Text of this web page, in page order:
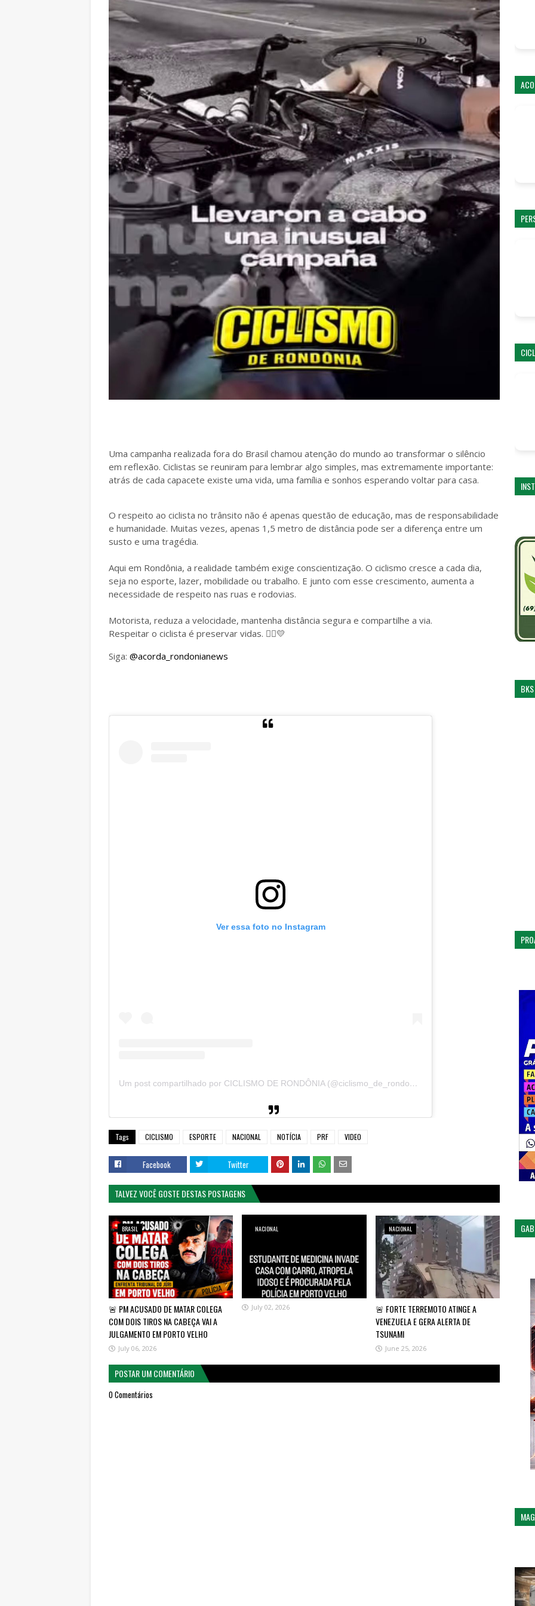
Uma campanha realizada fora do Brasil chamou atenção do mundo ao transformar o silêncio
em reflexão. Ciclistas se reuniram para lembrar algo simples, mas extremamente importante:
atrás de cada capacete existe uma vida, uma família e sonhos esperando voltar para casa.
O respeito ao ciclista no trânsito não é apenas questão de educação, mas de responsabilidade
e humanidade. Muitas vezes, apenas 1,5 metro de distância pode ser a diferença entre um
susto e uma tragédia.
Aqui em Rondônia, a realidade também exige conscientização. O ciclismo cresce a cada dia,
seja no esporte, lazer, mobilidade ou trabalho. E junto com esse crescimento, aumenta a
necessidade de respeito nas ruas e rodovias.
Motorista, reduza a velocidade, mantenha distância segura e compartilhe a via.
Respeitar o ciclista é preservar vidas. 🚴‍♂️💛
Siga: @acorda_rondonianews
Ver essa foto no Instagram
Um post compartilhado por CICLISMO DE RONDÔNIA (@ciclismo_de_rondonia)
Tags CICLISMO ESPORTE NACIONAL NOTÍCIA PRF VIDEO
Facebook Twitter
TALVEZ VOCÊ GOSTE DESTAS POSTAGENS
BRASIL
🚨 PM ACUSADO DE MATAR COLEGA
COM DOIS TIROS NA CABEÇA VAI A
JULGAMENTO EM PORTO VELHO
July 06, 2026
NACIONAL
July 02, 2026
NACIONAL
🚨 FORTE TERREMOTO ATINGE A
VENEZUELA E GERA ALERTA DE
TSUNAMI
June 25, 2026
POSTAR UM COMENTÁRIO
0 Comentários